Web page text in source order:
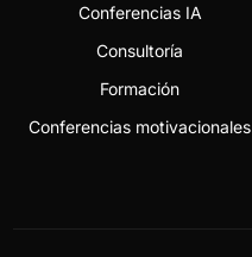
Conferencias IA
Consultoría
Formación
Conferencias motivacionales